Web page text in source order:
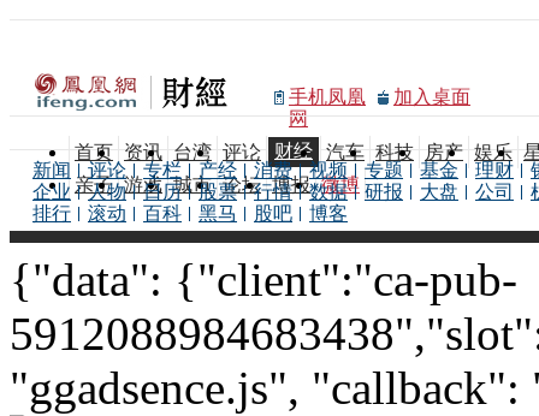
手机凤凰
网
加入桌面
首页 资讯 台湾 评论 财经 汽车 科技 房产 娱乐
亲子 游戏 城市 论坛 博报 微博
新闻 评论 专栏 产经 消费 视频 专题 基金 理财
企业
人物 日历 股票 行情 数据 研报 大盘 公司
排行
滚动 百科 黑马 股吧 博客
{"data": {"client":"ca-pub-
"ggadsence.js", "callback":